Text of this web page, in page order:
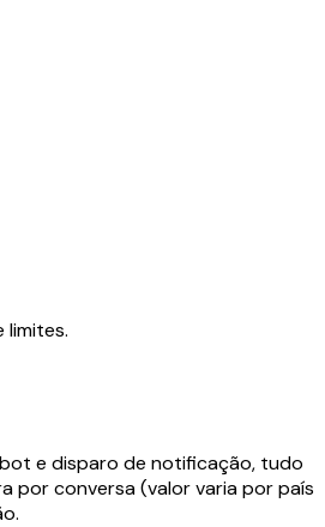
limites.
e disparo de notificação, tudo
por conversa (valor varia por país